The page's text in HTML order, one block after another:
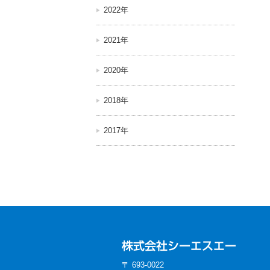
2022年
2021年
2020年
2018年
2017年
〒 693-0022